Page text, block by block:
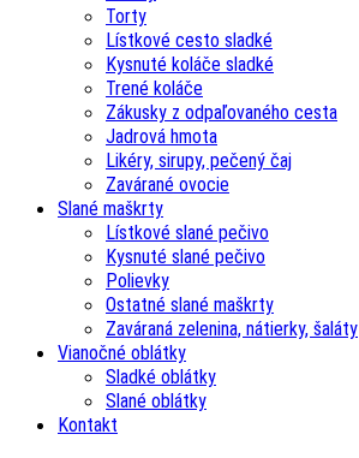
Torty
Lístkové cesto sladké
Kysnuté koláče sladké
Trené koláče
Zákusky z odpaľovaného cesta
Jadrová hmota
Likéry, sirupy, pečený čaj
Zavárané ovocie
Slané maškrty
Lístkové slané pečivo
Kysnuté slané pečivo
Polievky
Ostatné slané maškrty
Zaváraná zelenina, nátierky, šaláty
Vianočné oblátky
Sladké oblátky
Slané oblátky
Kontakt